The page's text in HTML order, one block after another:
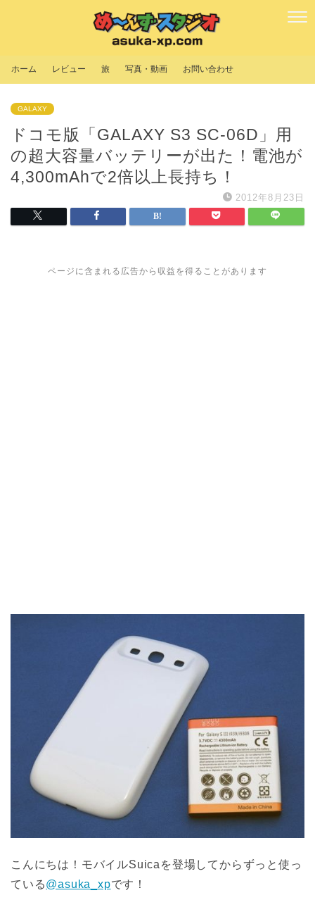
ホーム レビュー 旅 写真・動画 お問い合わせ
GALAXY
ドコモ版「GALAXY S3 SC-06D」用
の超大容量バッテリーが出た！電池が
4,300mAhで2倍以上長持ち！
2012年8月23日
ページに含まれる広告から収益を得ることがあります
こんにちは！モバイルSuicaを登場してからずっと使っ
ている@asuka_xpです！